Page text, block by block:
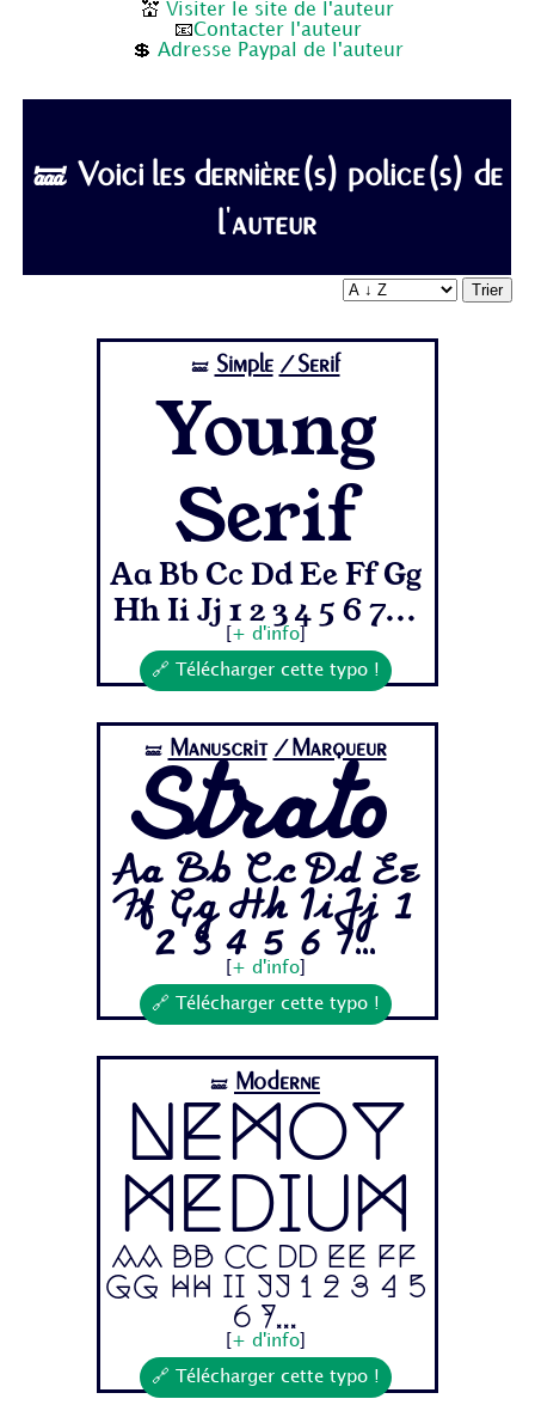
💒 Visiter le site de l'auteur
📧Contacter l'auteur
💲 Adresse Paypal de l'auteur
🝛 Voici les dernière(s) police(s) de
l'auteur
Trier
🝛 Simple /Serif
Young
Serif
Aa Bb Cc Dd Ee Ff Gg
Hh Ii Jj 1 2 3 4 5 6 7...
+ d'info]
🔗 Télécharger cette typo !
🝛 Manuscrit /Marqueur
Strato
Aa Bb Cc Dd Ee
Ff Gg Hh Ii Jj 1
2 3 4 5 6 7...
+ d'info]
🔗 Télécharger cette typo !
🝛 Moderne
Nemoy
Medium
Aa Bb Cc Dd Ee Ff
Gg Hh Ii Jj 1 2 3 4 5
6 7...
+ d'info]
🔗 Télécharger cette typo !